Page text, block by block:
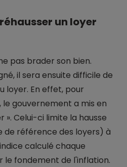
un loyer
pas brader son bien.
il sera ensuite difficile de
loyer. En effet, pour
gouvernement a mis en
». Celui-ci limite la hausse
de référence des loyers) à
calculé chaque
le fondement de l'inflation.